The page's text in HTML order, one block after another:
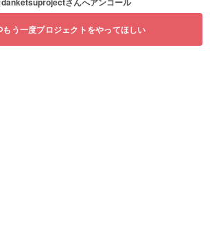
もう一度プロジェクトをやってほしい